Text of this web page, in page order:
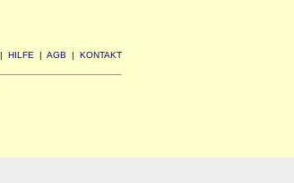
| HILFE | AGB | KONTAKT